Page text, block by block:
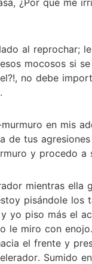
al reprochar;
mocosos si
no debe
en mis
de tus
y procedo a
mientras ella
pisándole los
yo piso más el
le miro con
el frente y
Sumido